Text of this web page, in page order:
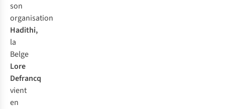
son
organisation
Hadithi,
la
Belge
Lore
Defrancq
vient
en